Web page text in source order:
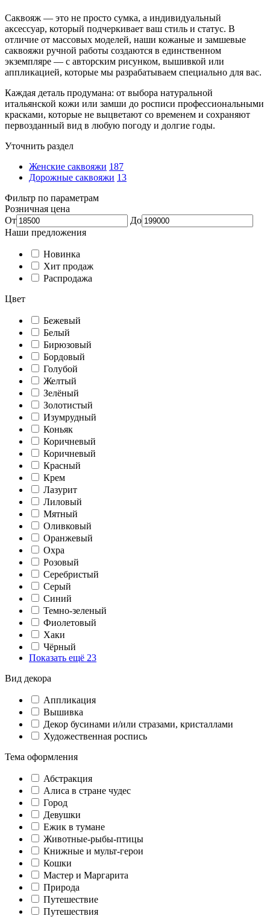
Саквояж — это не просто сумка, а индивидуальный
аксессуар, который подчеркивает ваш стиль и статус. В
отличие от массовых моделей, наши кожаные и замшевые
саквояжи ручной работы создаются в единственном
экземпляре — с авторским рисунком, вышивкой или
аппликацией, которые мы разрабатываем специально для вас.
Каждая деталь продумана: от выбора натуральной
итальянской кожи или замши до росписи профессиональными
красками, которые не выцветают со временем и сохраняют
первозданный вид в любую погоду и долгие годы.
Уточнить раздел
Женские саквояжи 187
Дорожные саквояжи 13
Фильтр по параметрам
Розничная цена
От
До
Наши предложения
Новинка
Хит продаж
Распродажа
Цвет
Бежевый
Белый
Бирюзовый
Бордовый
Голубой
Желтый
Зелёный
Золотистый
Изумрудный
Коньяк
Коричневый
Коричневый
Красный
Крем
Лазурит
Лиловый
Мятный
Оливковый
Оранжевый
Охра
Розовый
Серебристый
Серый
Синий
Темно-зеленый
Фиолетовый
Хаки
Чёрный
Показать ещё 23
Вид декора
Аппликация
Вышивка
Декор бусинами и/или стразами, кристаллами
Художественная роспись
Тема оформления
Абстракция
Алиса в стране чудес
Город
Девушки
Ежик в тумане
Животные-рыбы-птицы
Книжные и мульт-герои
Кошки
Мастер и Маргарита
Природа
Путешествие
Путешествия